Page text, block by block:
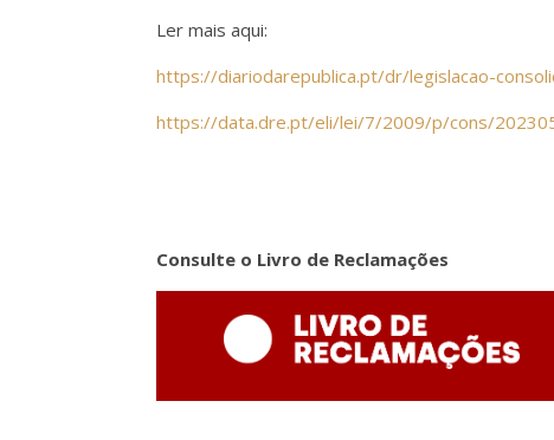
Ler mais aqui:
https://diariodarepublica.pt/dr/legislacao-
https://data.dre.pt/eli/lei/7/2009/p/cons/
Consulte o Livro de Reclamações